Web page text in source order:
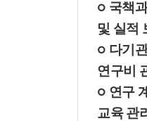
○ 국책
및 실적
○ 다기
연구비
○ 연구
교육 관